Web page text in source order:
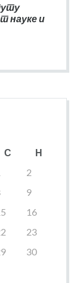
науке и
С
Н
2
9
16
23
30